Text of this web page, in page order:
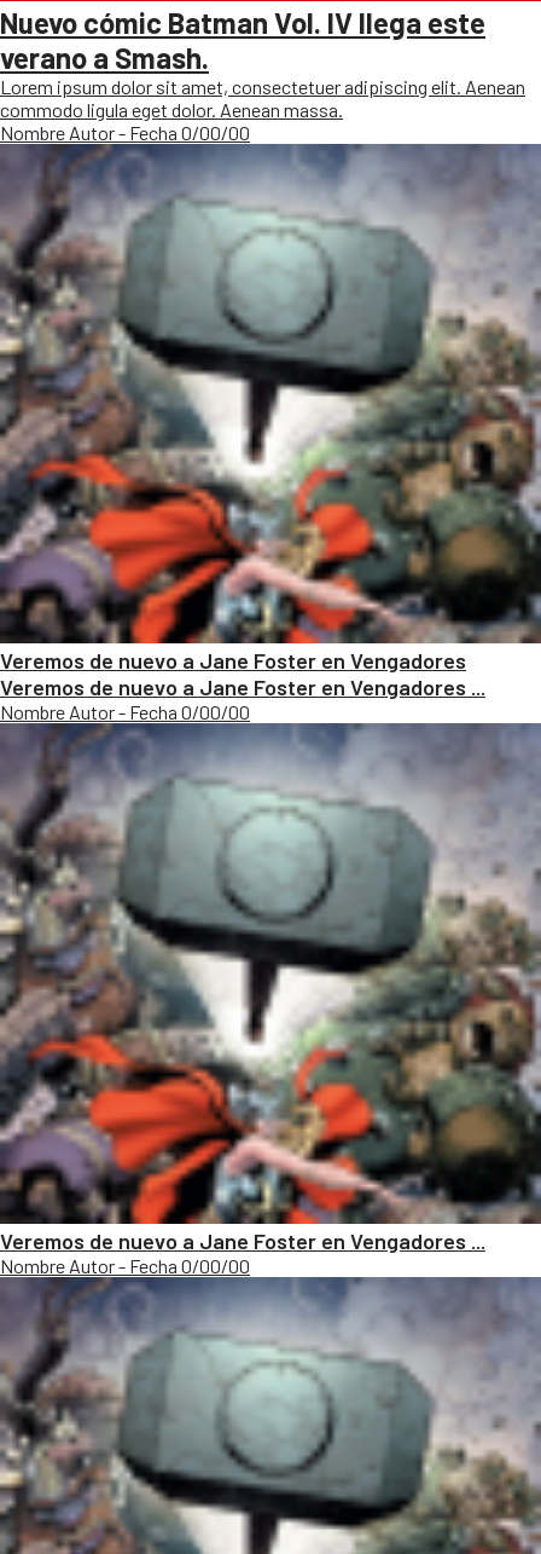
Nuevo cómic Batman Vol. IV llega este
verano a Smash.
Lorem ipsum dolor sit amet, consectetuer adipiscing elit. Aenean
commodo ligula eget dolor. Aenean massa.
Nombre Autor - Fecha 0/00/00
Veremos de nuevo a Jane Foster en Vengadores
Veremos de nuevo a Jane Foster en Vengadores ...
Nombre Autor - Fecha 0/00/00
Veremos de nuevo a Jane Foster en Vengadores ...
Nombre Autor - Fecha 0/00/00